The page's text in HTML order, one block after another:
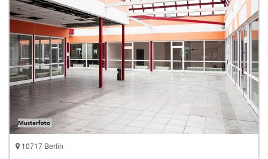
10717 Berlin